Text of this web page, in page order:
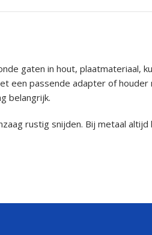
gaten in hout,
een passende adapter of
belangrijk.
rustig snijden. Bij metaal